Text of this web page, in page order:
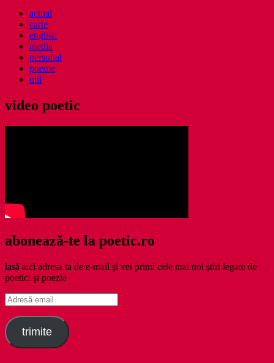
actual
carte
english
media
personal
poeme
util
video poetic
abonează-te la poetic.ro
lasă aici adresa ta de e-mail şi vei primi cele mai noi ştiri legate de
poetici şi poezie
Adresă
email
trimite